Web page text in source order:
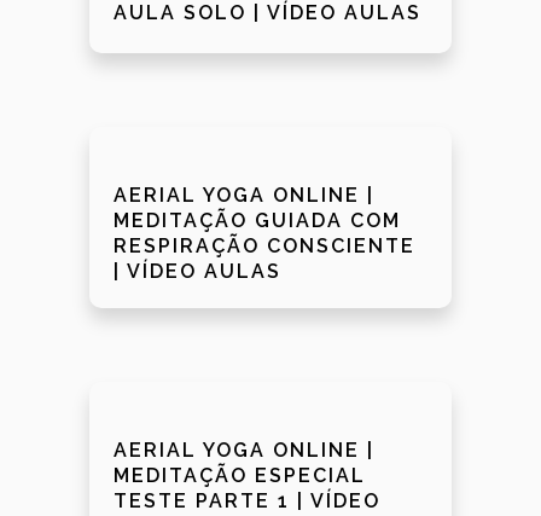
AULA SOLO | VÍDEO AULAS
AERIAL YOGA ONLINE |
MEDITAÇÃO GUIADA COM
RESPIRAÇÃO CONSCIENTE
| VÍDEO AULAS
AERIAL YOGA ONLINE |
MEDITAÇÃO ESPECIAL
TESTE PARTE 1 | VÍDEO